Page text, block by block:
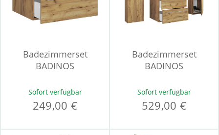
Badezimmerset
BADINOS
Sofort verfügbar
249,00 €
Badezimmerset
BADINOS
Sofort verfügbar
529,00 €